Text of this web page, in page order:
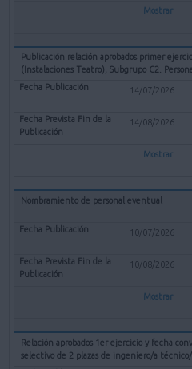
Mostrar
Publicación relación aprobados primer
(Instalaciones Teatro), Subgrupo C2.
14/07/2026
14/08/2026
Mostrar
Nombramiento de personal eventual
10/07/2026
10/08/2026
Mostrar
Relación aprobados 1er ejercicio y fecha
selectivo de 2 plazas de ingeniero/a